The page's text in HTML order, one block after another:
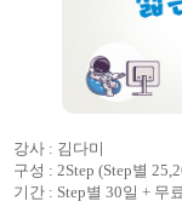
강사 : 김다미
구성 : 2Step (Step별
기간 : Step별 30일 + 무